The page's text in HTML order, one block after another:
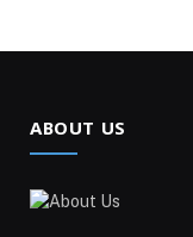
ABOUT US